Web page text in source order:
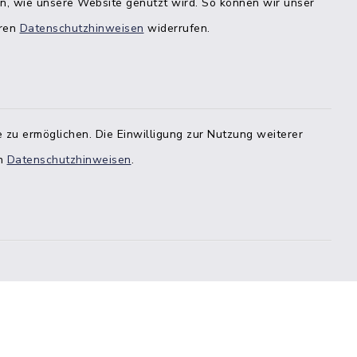
Datenschutzhinweisen widerrufen.
ermöglichen. Die Einwilligung zur Nutzung weiterer
Datenschutzhinweisen.